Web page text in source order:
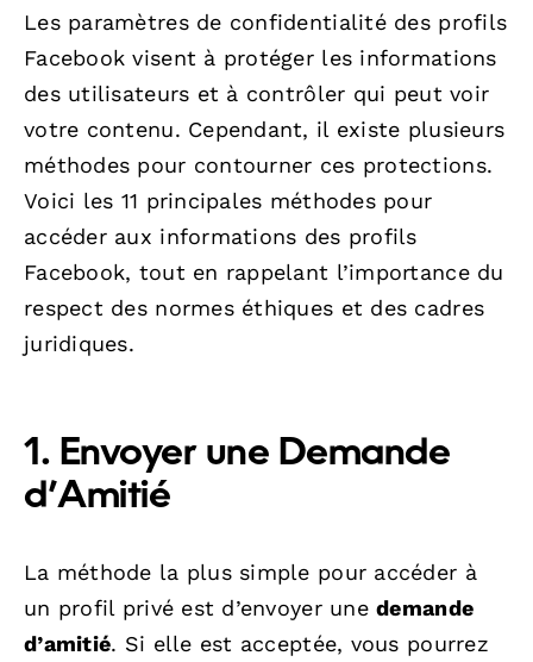
Les paramètres de confidentialité des profils
Facebook visent à protéger les informations
des utilisateurs et à contrôler qui peut voir
votre contenu. Cependant, il existe plusieurs
méthodes pour contourner ces protections.
Voici les 11 principales méthodes pour
accéder aux informations des profils
Facebook, tout en rappelant l’importance du
respect des normes éthiques et des cadres
juridiques.
1. Envoyer une Demande
d’Amitié
La méthode la plus simple pour accéder à
un profil privé est d’envoyer unedemande
d’amitié. Si elle est acceptée, vous pourrez